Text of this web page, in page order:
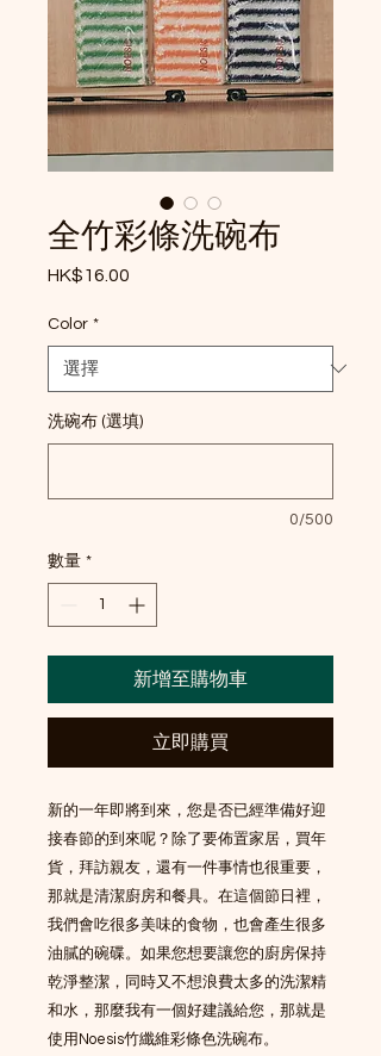
全竹彩條洗碗布
HK$16.00
Color *
洗碗布 (選填)
0/500
數量 *
新增至購物車
立即購買
新的一年即將到來，您是否已經準備好迎
接春節的到來呢？除了要佈置家居，買年
貨，拜訪親友，還有一件事情也很重要，
那就是清潔廚房和餐具。在這個節日裡，
我們會吃很多美味的食物，也會產生很多
油膩的碗碟。如果您想要讓您的廚房保持
乾淨整潔，同時又不想浪費太多的洗潔精
和水，那麼我有一個好建議給您，那就是
使用Noesis竹纖維彩條色洗碗布。